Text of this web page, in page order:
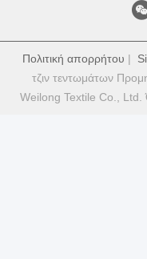
Πολιτική απορρήτου |
τζιν τεντωμάτων
Weilong Textile Co., Ltd.